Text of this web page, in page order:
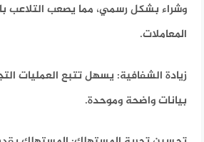
وشراء بشكل رسمي، مما يصعب التلاعب
المعاملات.
زيادة الشفافية: يسهل تتبع العمليات
بيانات واضحة وموحدة.